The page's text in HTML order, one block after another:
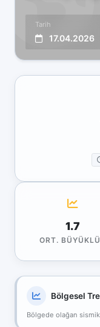
Tarih
17.04.2026
1.7
ORT.
Bölgesel
Bölgede olağan sismik